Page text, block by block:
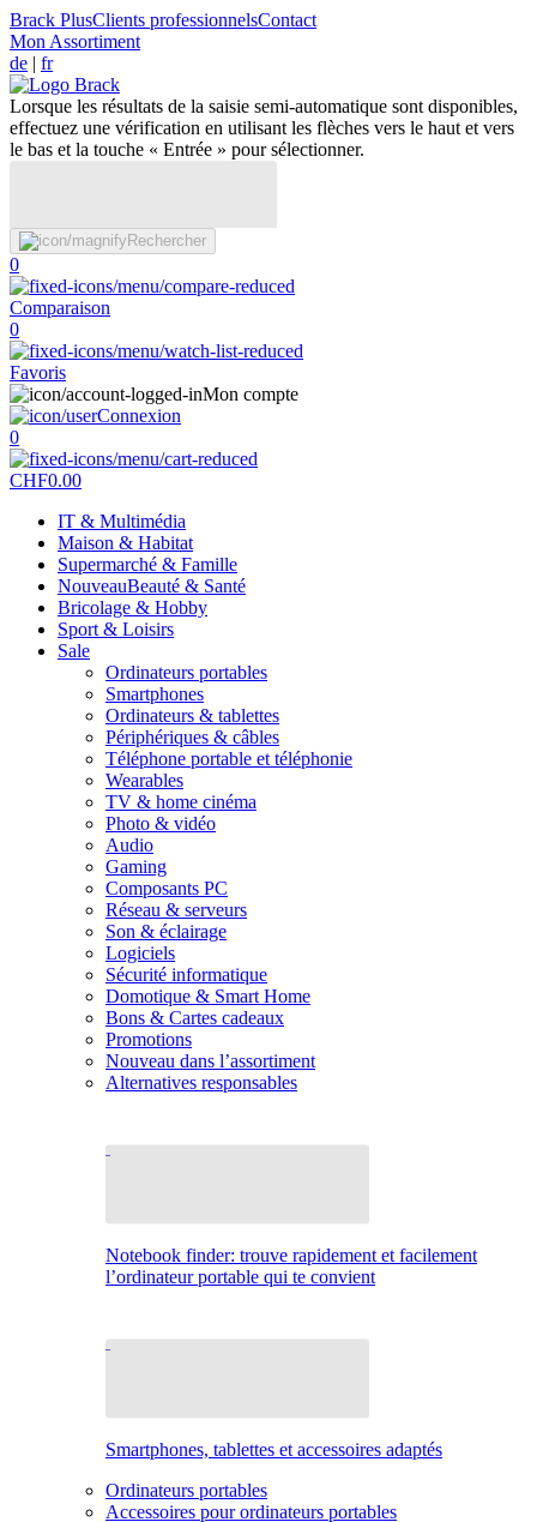
Brack PlusClients professionnelsContact
Mon Assortiment
de | fr
Lorsque les résultats de la saisie semi-automatique sont disponibles,
effectuez une vérification en utilisant les flèches vers le haut et vers
le bas et la touche « Entrée » pour sélectionner.
Rechercher
0
Comparaison
0
Favoris
Mon compte
Connexion
0
CHF0.00
IT & Multimédia
Maison & Habitat
Supermarché & Famille
NouveauBeauté & Santé
Bricolage & Hobby
Sport & Loisirs
Sale
Ordinateurs portables
Smartphones
Ordinateurs & tablettes
Périphériques & câbles
Téléphone portable et téléphonie
Wearables
TV & home cinéma
Photo & vidéo
Audio
Gaming
Composants PC
Réseau & serveurs
Son & éclairage
Logiciels
Sécurité informatique
Domotique & Smart Home
Bons & Cartes cadeaux
Promotions
Nouveau dans l’assortiment
Alternatives responsables
Notebook finder: trouve rapidement et facilement
l’ordinateur portable qui te convient
Smartphones, tablettes et accessoires adaptés
Ordinateurs portables
Accessoires pour ordinateurs portables